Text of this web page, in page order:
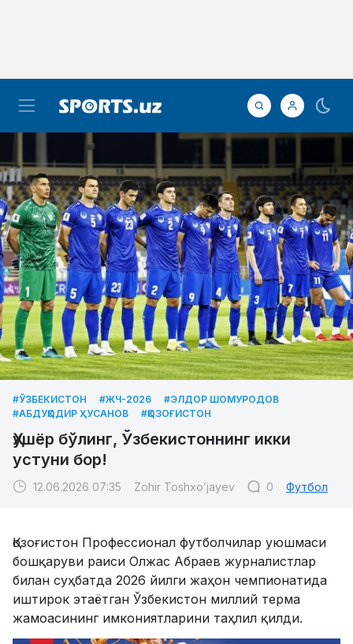
#ЎЗБЕКИСТОН #ЖЧ-2026
#ЭЛДОР ШОМУРОДОВ
#АБДУҚОДИР ҲУСАНОВ
#ҚОЗОҒИСТОН
Ҳушёр бўлинг, Ўзбекистоннинг икки
устуни бор!
12.06.2026 07:35 Zohir Toshxo’jayev 0 Футбол
Қозоғистон Профессионал футболчилар уюшмаси
бошқаруви раиси Олжас Абраев журналистлар
билан суҳбатда 2026 йилги жаҳон чемпионатида
иштирок этаётган Ўзбекистон миллий терма
жамоасининг имкониятларини таҳлил қилди.